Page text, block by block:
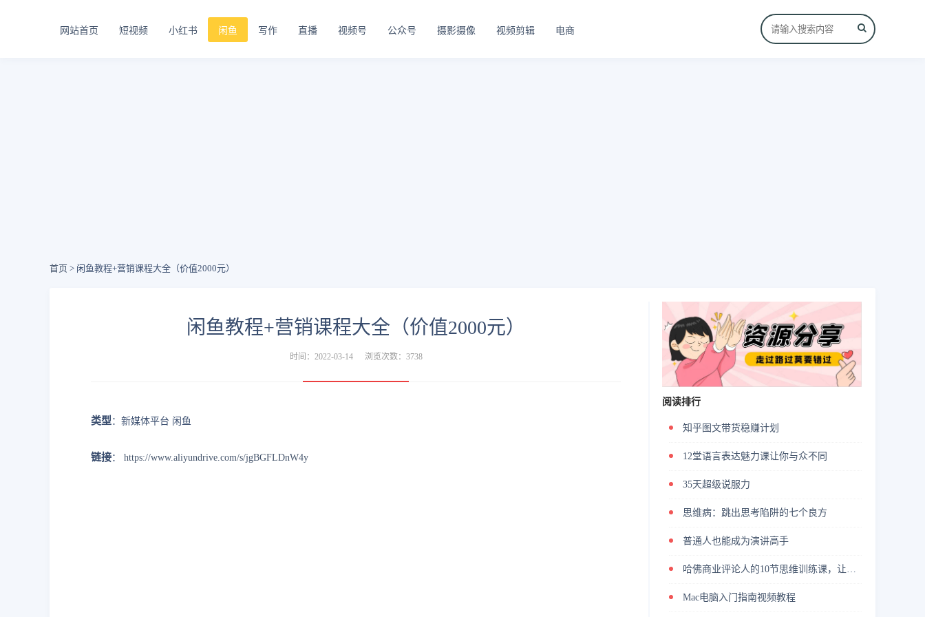
网站首页 短视频 小红书 闲鱼 写作 直播 视频号 公众号 摄影摄像 视频剪辑 电商
首页 > 闲鱼教程+营销课程大全（价值2000元）
闲鱼教程+营销课程大全（价值2000元）
时间：2022-03-14 浏览次数：3738
类型 ：新媒体平台 闲鱼
链接： https://www.aliyundrive.com/s/jgBGFLDnW4y
阅读排行
知乎图文带货稳赚计划
12堂语言表达魅力课让你与众不同
35天超级说服力
思维病：跳出思考陷阱的七个良方
普通人也能成为演讲高手
哈佛商业评论人的10节思维训练课，让你学会高效解决问题
Mac电脑入门指南视频教程